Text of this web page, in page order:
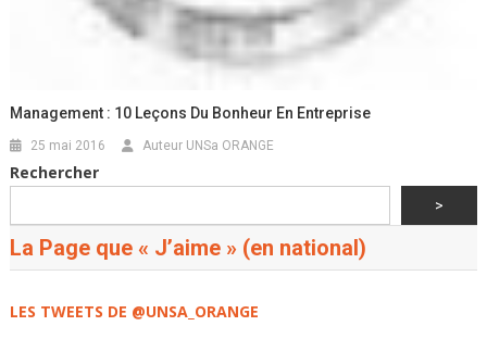
Management : 10 Leçons Du Bonheur En Entreprise
25 mai 2016 Auteur UNSa ORANGE
Rechercher
>
La Page que « J’aime » (en national)
LES TWEETS DE @UNSA_ORANGE